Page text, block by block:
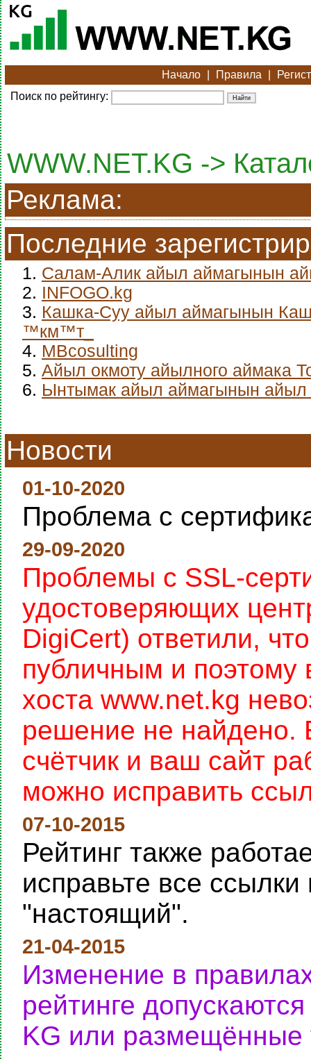
Начало Правила
Поиск по рейтингу:
WWW.NET.KG ->
Реклама:
Последние
1. Салам-Алик айыл аймагынын
2. INFOGO.kg
3. Кашка-Суу айыл аймагынын
™км™т_
4. MBcosulting
5. Айыл окмоту айылного аймака
6. Ынтымак айыл аймагынын айыл
Новости
01-10-2020
Проблема с
29-09-2020
Проблемы с SSL-
удостоверяющих
DigiCert) ответили,
публичным и поэтому
хоста www.net.kg
решение не найдено.
счётчик и ваш сайт
можно исправить
07-10-2015
Рейтинг также
исправьте все
"настоящий".
21-04-2015
Изменение в
рейтинге
KG или размещённые